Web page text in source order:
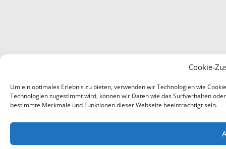
Cookie-
Um ein optimales Erlebnis zu bieten, verwenden wir Technologien wie
Technologien zugestimmt wird, können wir Daten wie das Surfverhalten
bestimmte Merkmale und Funktionen dieser Webseite beeinträchtigt sein.